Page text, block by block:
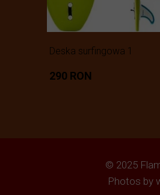
Deska surfingowa 1
290 RON
© 2025
Photos by